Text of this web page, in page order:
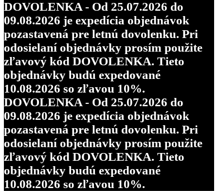
DOVOLENKA - Od 25.07.2026 do
09.08.2026 je expedícia objednávok
pozastavená pre letnú dovolenku. Pri
odosielaní objednávky prosím použite
zľavový kód DOVOLENKA. Tieto
objednávky budú expedované
10.08.2026 so zľavou 10%.
DOVOLENKA - Od 25.07.2026 do
09.08.2026 je expedícia objednávok
pozastavená pre letnú dovolenku. Pri
odosielaní objednávky prosím použite
zľavový kód DOVOLENKA. Tieto
objednávky budú expedované
10.08.2026 so zľavou 10%.